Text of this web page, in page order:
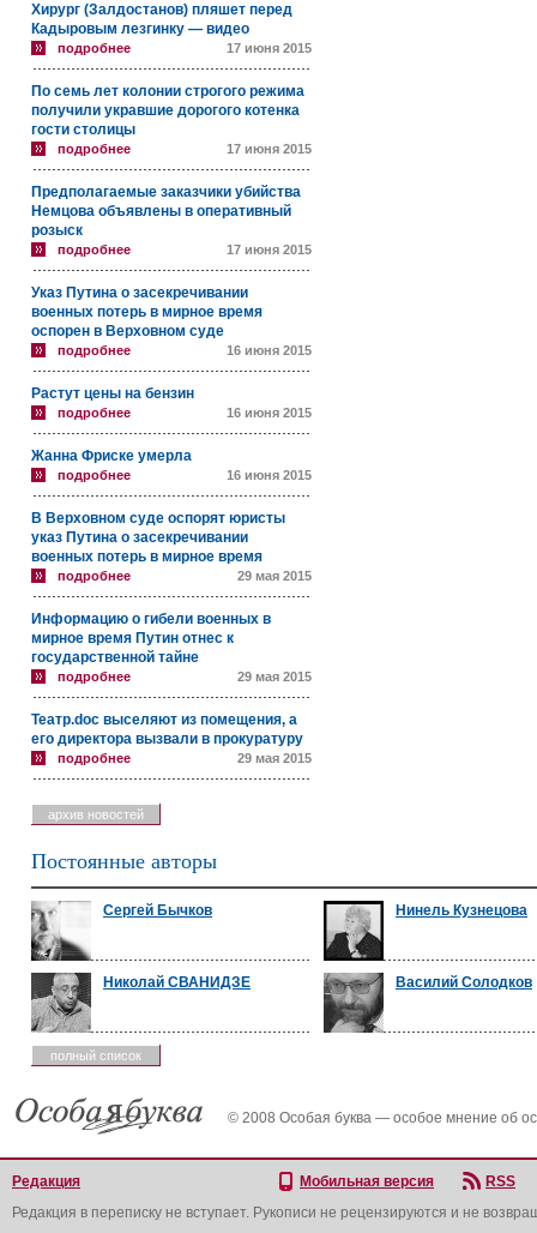
Хирург (Залдостанов) пляшет перед
Кадыровым лезгинку — видео
подробнее 17 июня 2015
По семь лет колонии строгого режима
получили укравшие дорогого котенка
гости столицы
подробнее 17 июня 2015
Предполагаемые заказчики убийства
Немцова объявлены в оперативный
розыск
подробнее 17 июня 2015
Указ Путина о засекречивании
военных потерь в мирное время
оспорен в Верховном суде
подробнее 16 июня 2015
Растут цены на бензин
подробнее 16 июня 2015
Жанна Фриске умерла
подробнее 16 июня 2015
В Верховном суде оспорят юристы
указ Путина о засекречивании
военных потерь в мирное время
подробнее 29 мая 2015
Информацию о гибели военных в
мирное время Путин отнес к
государственной тайне
подробнее 29 мая 2015
Театр.doc выселяют из помещения, а
его директора вызвали в прокуратуру
подробнее 29 мая 2015
архив новостей
Постоянные авторы
Сергей Бычков Нинель Кузнецова
Николай СВАНИДЗЕ Василий Солодков
полный список
© 2008 Особая буква — особое мнение об
Редакция Мобильная версия
RSS
Редакция в переписку не вступает. Рукописи не рецензируются и не